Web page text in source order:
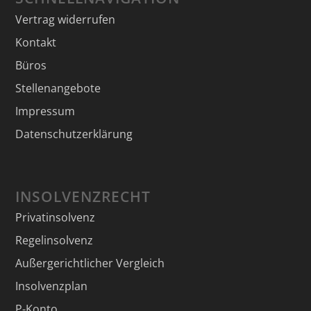
Vertrag widerrufen
Kontakt
Büros
Stellenangebote
Impressum
Datenschutzerklärung
INSOLVENZRECHT
Privatinsolvenz
Regelinsolvenz
Außergerichtlicher Vergleich
Insolvenzplan